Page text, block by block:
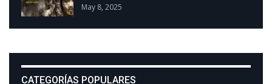
May 8, 2025
CATEGORÍAS POPULARES